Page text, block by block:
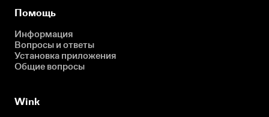
Помощь
Информация
Вопросы и ответы
Установка приложения
Общие вопросы
Wink